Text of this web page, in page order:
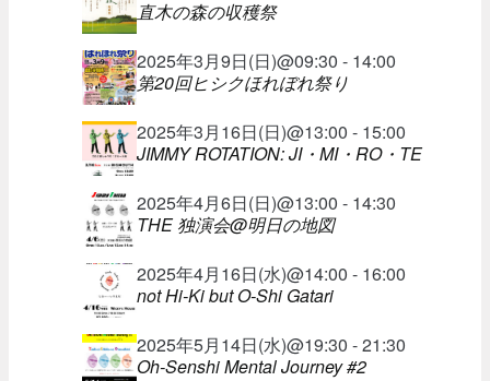
直木の森の収穫祭
2025年3月9日(日)@09:30 - 14:00
第20回ヒシクほれぼれ祭り
2025年3月16日(日)@13:00 - 15:00
JIMMY ROTATION: JI・MI・RO・TE
2025年4月6日(日)@13:00 - 14:30
THE 独演会@明日の地図
2025年4月16日(水)@14:00 - 16:00
not Hi-Ki but O-Shi Gatari
2025年5月14日(水)@19:30 - 21:30
Oh-Senshi Mental Journey #2